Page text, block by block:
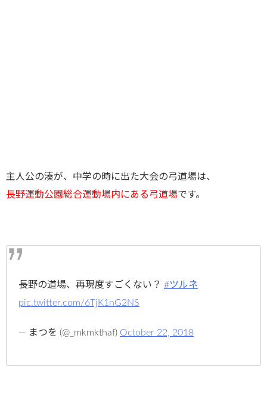
主人公の湊が、中学の時に出た大会の弓道場は、
長野運動公園総合運動場内にある弓道場です。
長野の道場、再現度すごくない？ #ツルネ
pic.twitter.com/6TjK1nG2NS
— まつを (@_mkmkthaf) October 22, 2018